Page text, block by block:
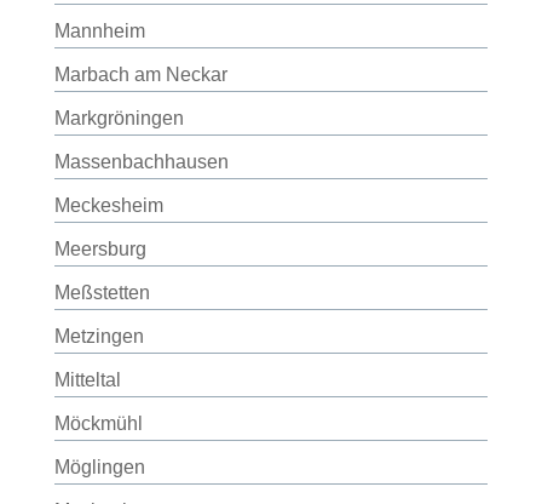
Mannheim
Marbach am Neckar
Markgröningen
Massenbachhausen
Meckesheim
Meersburg
Meßstetten
Metzingen
Mitteltal
Möckmühl
Möglingen